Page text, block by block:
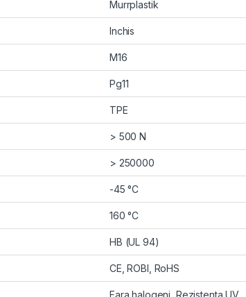
Murrplastik
Inchis
M16
Pg11
TPE
> 500 N
> 250000
-45 °C
160 °C
HB (UL 94)
CE, ROBI, RoHS